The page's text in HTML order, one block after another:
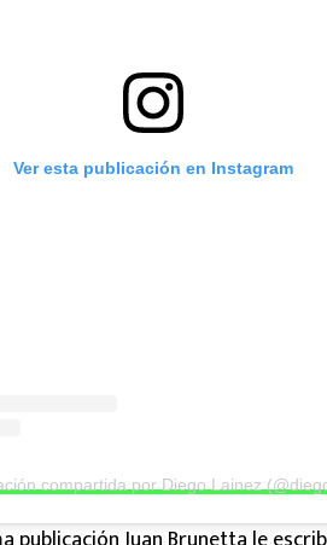
Ver esta publicación en Instagram
compartida por Diego Lainez